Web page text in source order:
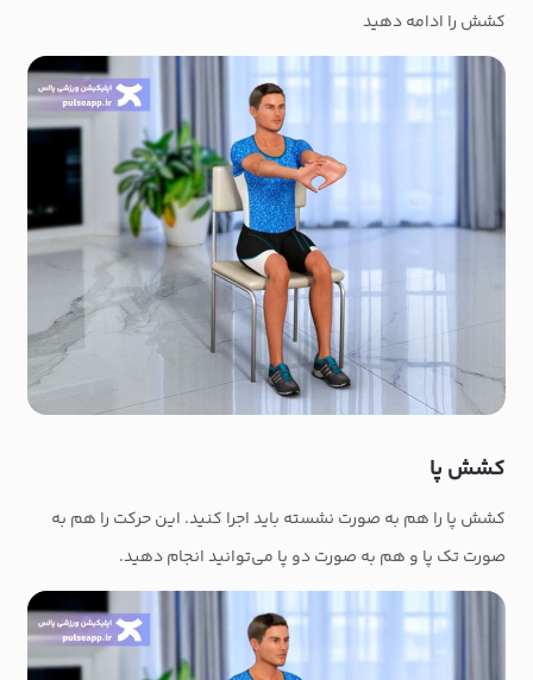
کشش را ادامه دهید
کشش پا
کشش پا را هم به صورت نشسته باید اجرا کنید. این حرکت را هم به
صورت تک پا و هم به صورت دو پا می‌توانید انجام دهید.